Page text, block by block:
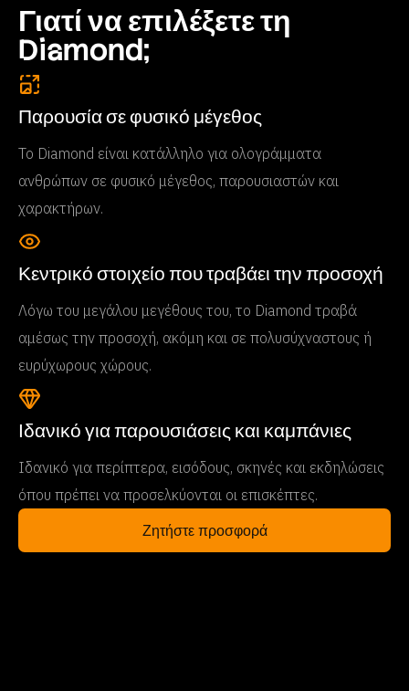
Γιατί να επιλέξετε τη
Diamond;
Παρουσία σε φυσικό μέγεθος
Το Diamond είναι κατάλληλο για ολογράμματα
ανθρώπων σε φυσικό μέγεθος, παρουσιαστών και
χαρακτήρων.
Κεντρικό στοιχείο που τραβάει την προσοχή
Λόγω του μεγάλου μεγέθους του, το Diamond τραβά
αμέσως την προσοχή, ακόμη και σε πολυσύχναστους ή
ευρύχωρους χώρους.
Ιδανικό για παρουσιάσεις και καμπάνιες
Ιδανικό για περίπτερα, εισόδους, σκηνές και εκδηλώσεις
όπου πρέπει να προσελκύονται οι επισκέπτες.
Ζητήστε προσφορά